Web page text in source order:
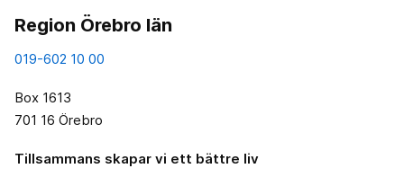
Region Örebro län
019-602 10 00
Box 1613
701 16 Örebro
Tillsammans skapar vi ett bättre liv